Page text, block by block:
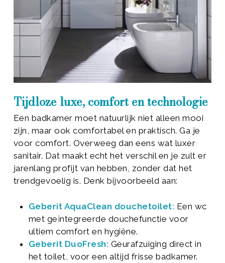
Tijdloze luxe, comfort en technologie
Een badkamer moet natuurlijk niet alleen mooi
zijn, maar ook comfortabel en praktisch. Ga je
voor comfort. Overweeg dan eens wat luxer
sanitair. Dat maakt echt het verschil en je zult er
jarenlang profijt van hebben, zonder dat het
trendgevoelig is. Denk bijvoorbeeld aan:
Geberit AquaClean douchetoilet: Een wc
met geïntegreerde douchefunctie voor
ultiem comfort en hygiëne.
Geberit DuoFresh: Geurafzuiging direct in
het toilet, voor een altijd frisse badkamer.